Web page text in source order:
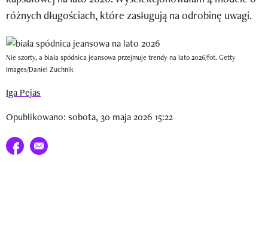
różnych długościach, które zasługują na odrobinę uwagi.
Nie szorty, a biała spódnica jeansowa przejmuje trendy na lato 2026/fot. Getty
Images/Daniel Zuchnik
Iga Pejas
Opublikowano: sobota, 30 maja 2026 15:22
Udostępnij na facebook
E-mail do przyjaciela